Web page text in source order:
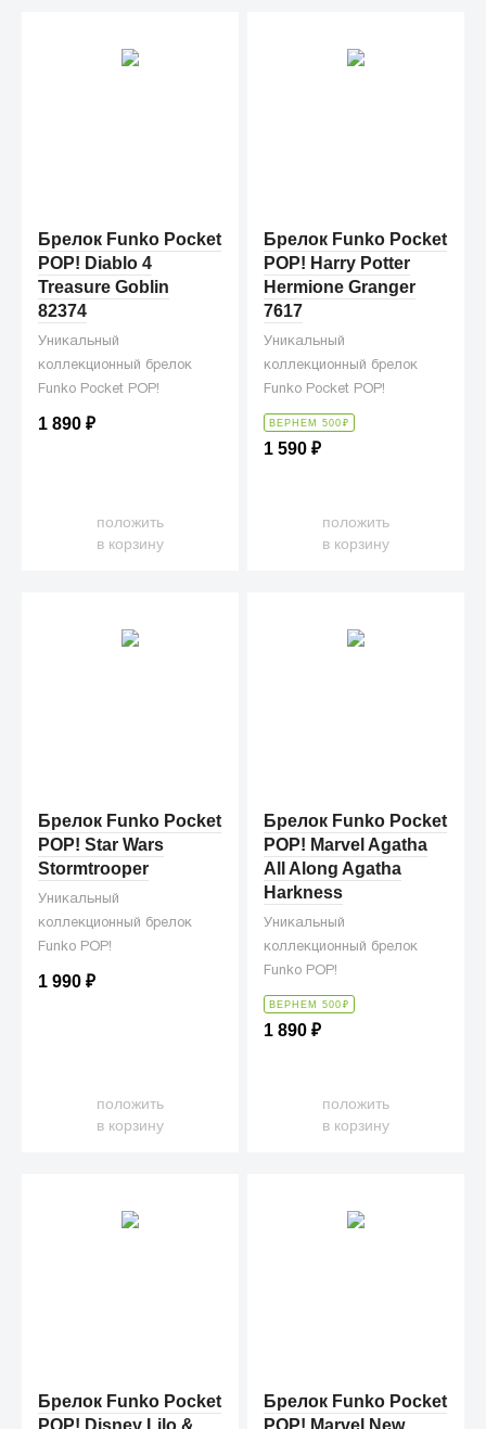
Брелок Funko Pocket
POP! Diablo 4
Treasure Goblin
82374
Уникальный
коллекционный брелок
Funko Pocket POP!
1 890₽
положить
в корзину
Брелок Funko Pocket
POP! Harry Potter
Hermione Granger
7617
Уникальный
коллекционный брелок
Funko Pocket POP!
ВЕРНЕМ 500 ₽
1 590₽
положить
в корзину
Брелок Funko Pocket
POP! Star Wars
Stormtrooper
Уникальный
коллекционный брелок
Funko POP!
1 990₽
положить
в корзину
Брелок Funko Pocket
POP! Marvel Agatha
All Along Agatha
Harkness
Уникальный
коллекционный брелок
Funko POP!
ВЕРНЕМ 500 ₽
1 890₽
положить
в корзину
Брелок Funko Pocket
Брелок Funko Pocket